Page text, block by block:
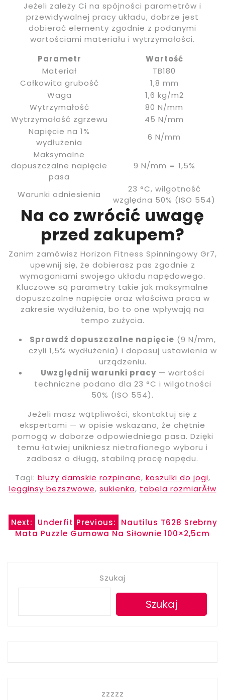
Jeżeli zależy Ci na spójności parametrów i
przewidywalnej pracy układu, dobrze jest
dobierać elementy zgodnie z podanymi
wartościami materiału i wytrzymałości.
Parametr
Wartość
Materiał
TB180
Całkowita grubość
1,8 mm
Waga
1,6 kg/m2
Wytrzymałość
80 N/mm
Wytrzymałość zgrzewu
45 N/mm
Napięcie na 1%
wydłużenia
6 N/mm
Maksymalne
dopuszczalne napięcie
pasa
9 N/mm = 1,5%
Warunki odniesienia
23 °C, wilgotność
względna 50% (ISO 554)
Na co zwrócić uwagę
przed zakupem?
Zanim zamówisz Horizon Fitness Spinningowy Gr7,
upewnij się, że dobierasz pas zgodnie z
wymaganiami swojego układu napędowego.
Kluczowe są parametry takie jak maksymalne
dopuszczalne napięcie oraz właściwa praca w
zakresie wydłużenia, bo to one wpływają na
tempo zużycia.
Sprawdź dopuszczalne napięcie (9 N/mm,
czyli 1,5% wydłużenia) i dopasuj ustawienia w
urządzeniu.
Uwzględnij warunki pracy — wartości
techniczne podano dla 23 °C i wilgotności
50% (ISO 554).
Jeżeli masz wątpliwości, skontaktuj się z
ekspertami — w opisie wskazano, że chętnie
pomogą w doborze odpowiedniego pasa. Dzięki
temu łatwiej unikniesz nietrafionego wyboru i
zadbasz o długą, stabilną pracę napędu.
Tagi: bluzy damskie rozpinane, koszulki do jogi,
legginsy bezszwowe, sukienka, tabela rozmiarĂłw
Nawigacja
Previous: Nautilus T628 Srebrny
Next:
Underfit
Mata Puzzle Gumowa Na Siłownie 100×2,5cm
Szukaj
Szukaj
zzzzz